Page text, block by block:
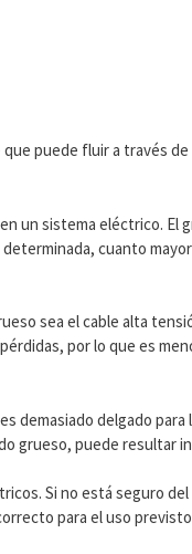
puede fluir a través
un sistema eléctrico. El
cuanto mayor
sea el cable alta
por lo que es
demasiado delgado
grueso, puede resultar
Si no está seguro
para el uso